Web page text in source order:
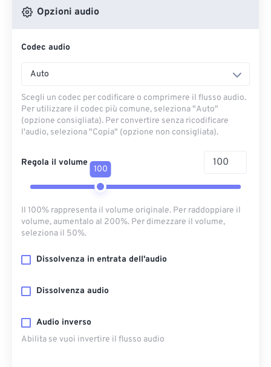
Opzioni audio
Codec audio
Auto
Scegli un codec per codificare o comprimere il flusso audio.
Per utilizzare il codec più comune, seleziona "Auto"
(opzione consigliata). Per convertire senza ricodificare
l'audio, seleziona "Copia" (opzione non consigliata).
Regola il volume
100
Il 100% rappresenta il volume originale. Per raddoppiare il
volume, aumentalo al 200%. Per dimezzare il volume,
seleziona il 50%.
Dissolvenza in entrata dell'audio
Dissolvenza audio
Audio inverso
Abilita se vuoi invertire il flusso audio